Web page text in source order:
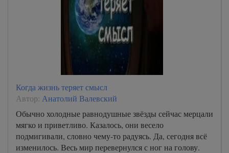
Когда жизнь теряет смысл
Автор: Анатолий Валевский
Обычно холодные равнодушные звёзды сейчас мерцали
мягко и приветливо. Казалось, они весело
подмигивали, словно чему-то радуясь. Да, сегодня всё
изменилось. Весь мир перевернулся с ног на голову.